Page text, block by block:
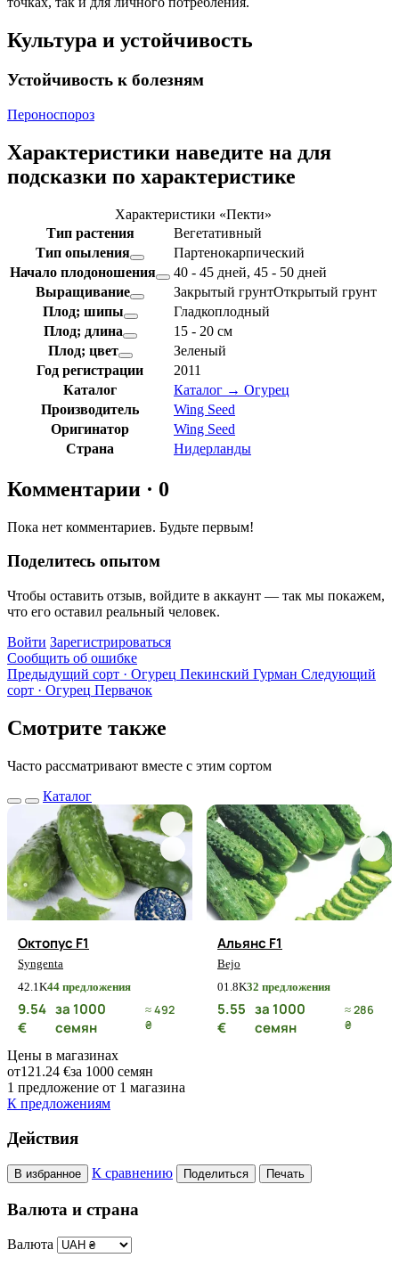
Культура и устойчивость
Устойчивость к болезням
Пероноспороз
Характеристики наведите на для
подсказки по характеристике
Характеристики «Пекти»
Тип растения
Вегетативный
Тип опыления
Партенокарпический
Начало плодоношения
40 - 45 дней, 45 - 50 дней
Выращивание
Закрытый грунтОткрытый грунт
Плод; шипы
Гладкоплодный
Плод; длина
15 - 20 см
Плод; цвет
Зеленый
Год регистрации
2011
Каталог
Каталог → Огурец
Производитель
Wing Seed
Оригинатор
Wing Seed
Страна
Нидерланды
Комментарии · 0
Пока нет комментариев. Будьте первым!
Поделитесь опытом
Чтобы оставить отзыв, войдите в аккаунт — так мы покажем,
что его оставил реальный человек.
Войти Зарегистрироваться
Сообщить об ошибке
Предыдущий сорт · Огурец Пекинский Гурман Следующий
сорт · Огурец Первачок
Смотрите также
Часто рассматривают вместе с этим сортом
Каталог
Октопус F1
Syngenta
42.1K44 предложения
9.54
€
за 1000
семян
≈ 492
₴
Альянс F1
Bejo
01.8K32 предложения
5.55
€
за 1000
семян
≈ 286
₴
Цены в магазинах
от121.24 €за 1000 семян
1 предложение от 1 магазина
К предложениям
Действия
В избранное К сравнению Поделиться Печать
Валюта и страна
Валюта